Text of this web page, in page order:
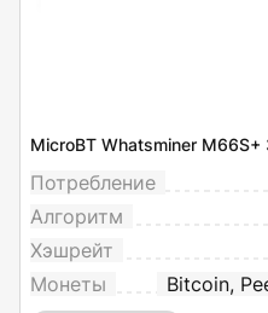
MicroBT Whatsminer M66S+
Потребление
Алгоритм
Хэшрейт
Монеты
Bitcoin,